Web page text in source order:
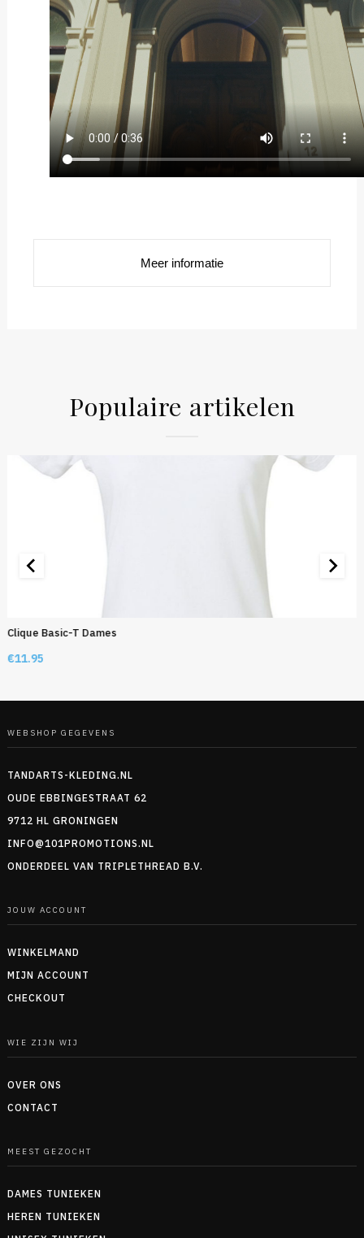
Meer informatie
Populaire artikelen
Clique Basic-T Dames
€11.95
WEBSHOP GEGEVENS
TANDARTS-KLEDING.NL
OUDE EBBINGESTRAAT 62
9712 HL GRONINGEN
INFO@101PROMOTIONS.NL
ONDERDEEL VAN TRIPLETHREAD B.V.
JOUW ACCOUNT
WINKELMAND
MIJN ACCOUNT
CHECKOUT
WIE ZIJN WIJ
OVER ONS
CONTACT
MEEST GEZOCHT
DAMES TUNIEKEN
HEREN TUNIEKEN